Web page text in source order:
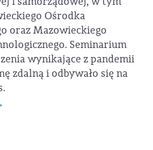
Ośrodka
oraz Mazowieckiego
Seminarium
wynikające z pandemii
zdalną i odbywało się na